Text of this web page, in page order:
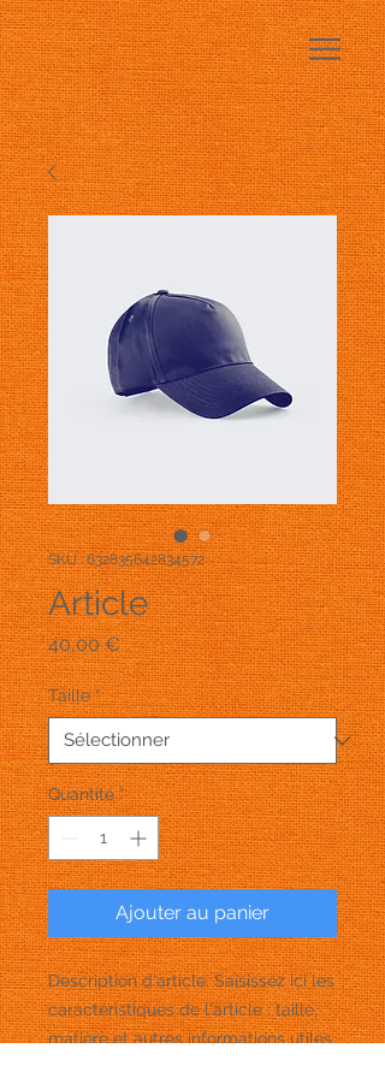
SKU : 632835642834572
Article
40,00 €Prix
Taille *
Quantité *
Ajouter au panier
Description d'article. Saisissez ici les
caractéristiques de l'article : taille,
matière et autres informations utiles.